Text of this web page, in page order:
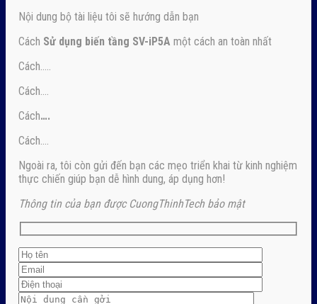
Nội dung bộ tài liệu tôi sẽ hướng dẫn bạn
Cách Sử dụng biến tầng SV-iP5A một cách an toàn nhất
Cách…..
Cách….
Cách….
Cách….
Ngoài ra, tôi còn gửi đến bạn các mẹo triển khai từ kinh nghiệm
thực chiến giúp bạn dễ hình dung, áp dụng hơn!
Thông tin của bạn được CuongThinhTech bảo mật